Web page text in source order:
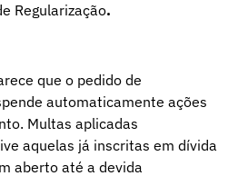
Regularização.
que o pedido de
automaticamente ações
Multas aplicadas
aquelas já inscritas em dívida
aberto até a devida